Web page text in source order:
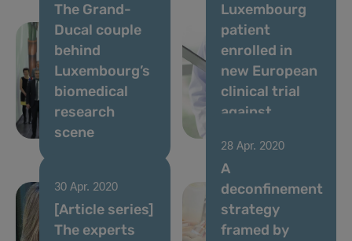
The Grand-
Ducal couple
behind
Luxembourg’s
biomedical
research
scene
Luxembourg
patient
enrolled in
new European
clinical trial
against
30 Apr. 2020
[Article series]
The experts
28 Apr. 2020
A
deconfinement
strategy
framed by